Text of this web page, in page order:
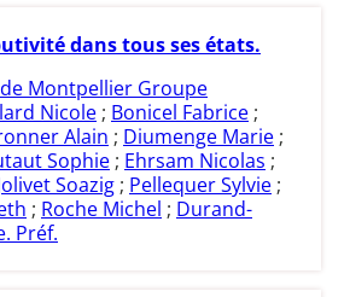
dans tous ses états.
de Montpellier Groupe
Nicole ; Bonicel Fabrice ;
Alain ; Diumenge Marie ;
Sophie ; Ehrsam Nicolas ;
Soazig ; Pellequer Sylvie ;
; Roche Michel ; Durand-
Préf.